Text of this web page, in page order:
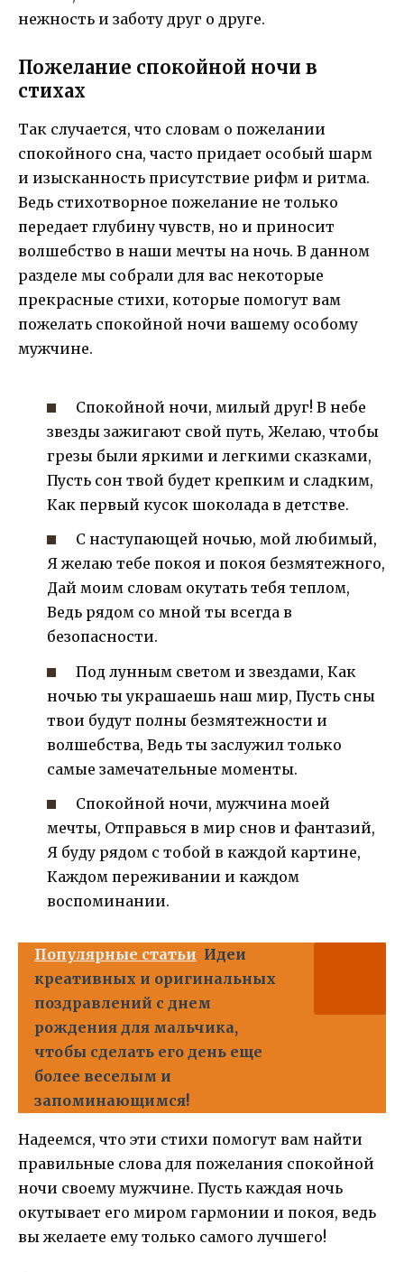
нежность и заботу друг о друге.
Пожелание спокойной ночи в
стихах
Так случается, что словам о пожелании
спокойного сна, часто придает особый шарм
и изысканность присутствие рифм и ритма.
Ведь стихотворное пожелание не только
передает глубину чувств, но и приносит
волшебство в наши мечты на ночь. В данном
разделе мы собрали для вас некоторые
прекрасные стихи, которые помогут вам
пожелать спокойной ночи вашему особому
мужчине.
Спокойной ночи, милый друг! В небе
звезды зажигают свой путь, Желаю, чтобы
грезы были яркими и легкими сказками,
Пусть сон твой будет крепким и сладким,
Как первый кусок шоколада в детстве.
С наступающей ночью, мой любимый,
Я желаю тебе покоя и покоя безмятежного,
Дай моим словам окутать тебя теплом,
Ведь рядом со мной ты всегда в
безопасности.
Под лунным светом и звездами, Как
ночью ты украшаешь наш мир, Пусть сны
твои будут полны безмятежности и
волшебства, Ведь ты заслужил только
самые замечательные моменты.
Спокойной ночи, мужчина моей
мечты, Отправься в мир снов и фантазий,
Я буду рядом с тобой в каждой картине,
Каждом переживании и каждом
воспоминании.
Популярные статьи Идеи
креативных и оригинальных
поздравлений с днем
рождения для мальчика,
чтобы сделать его день еще
более веселым и
запоминающимся!
Надеемся, что эти стихи помогут вам найти
правильные слова для пожелания спокойной
ночи своему мужчине. Пусть каждая ночь
окутывает его миром гармонии и покоя, ведь
вы желаете ему только самого лучшего!